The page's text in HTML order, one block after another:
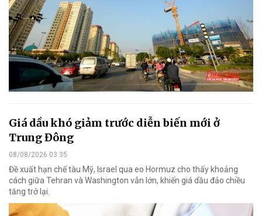
Giá dầu khó giảm trước diễn biến mới ở
Trung Đông
08/08/2026 03:35
Đề xuất hạn chế tàu Mỹ, Israel qua eo Hormuz cho thấy khoảng
cách giữa Tehran và Washington vẫn lớn, khiến giá dầu đảo chiều
tăng trở lại.